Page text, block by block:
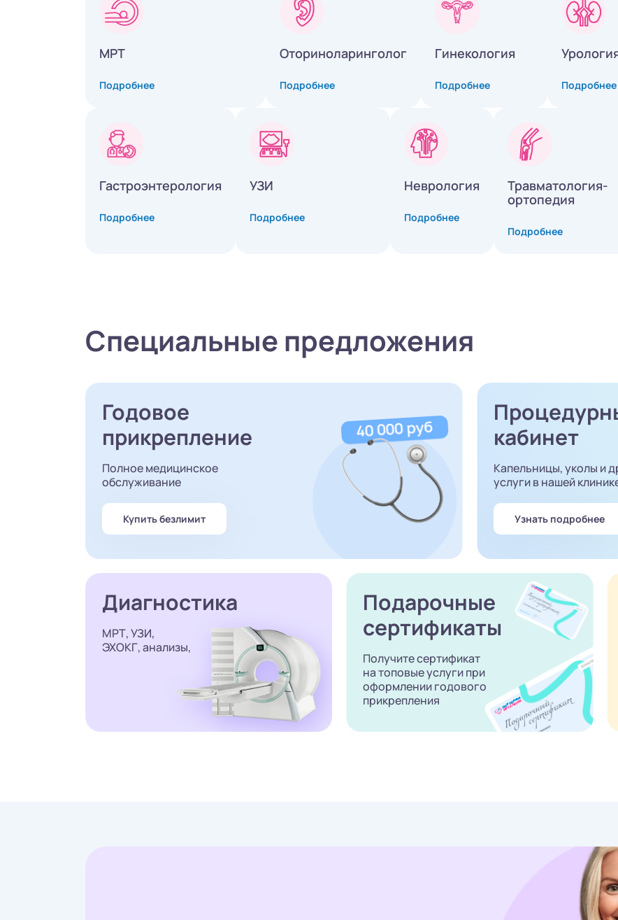
МРТ
Подробнее
Оториноларинголог
Подробнее
Гинекология
Подробнее Подробнее
Гастроэнтерология
Подробнее
УЗИ
Подробнее
Неврология
Подробнее
Травматология-
ортопедия
Подробнее
Специальные предложения
Годовое
прикрепление
Полное медицинское
обслуживание
Купить безлимит
кабинет
Капельницы, уколы и
услуги в нашей
Узнать подробнее
Диагностика
МРТ, УЗИ,
ЭХОКГ, анализы,
Подарочные
сертификаты
Получите сертификат
на топовые услуги при
оформлении годового
прикрепления